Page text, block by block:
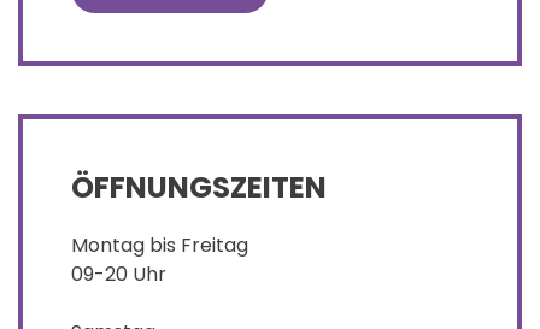
ÖFFNUNGSZEITEN
Montag bis Freitag
09-20 Uhr